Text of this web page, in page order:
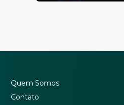
Quem Somos
Contato